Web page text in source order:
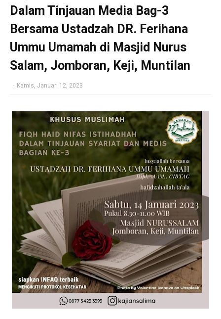
Dalam Tinjauan Media Bag-3
Bersama Ustadzah DR. Ferihana
Ummu Umamah di Masjid Nurus
Salam, Jomboran, Keji, Muntilan
- Kamis, Januari 12, 2023